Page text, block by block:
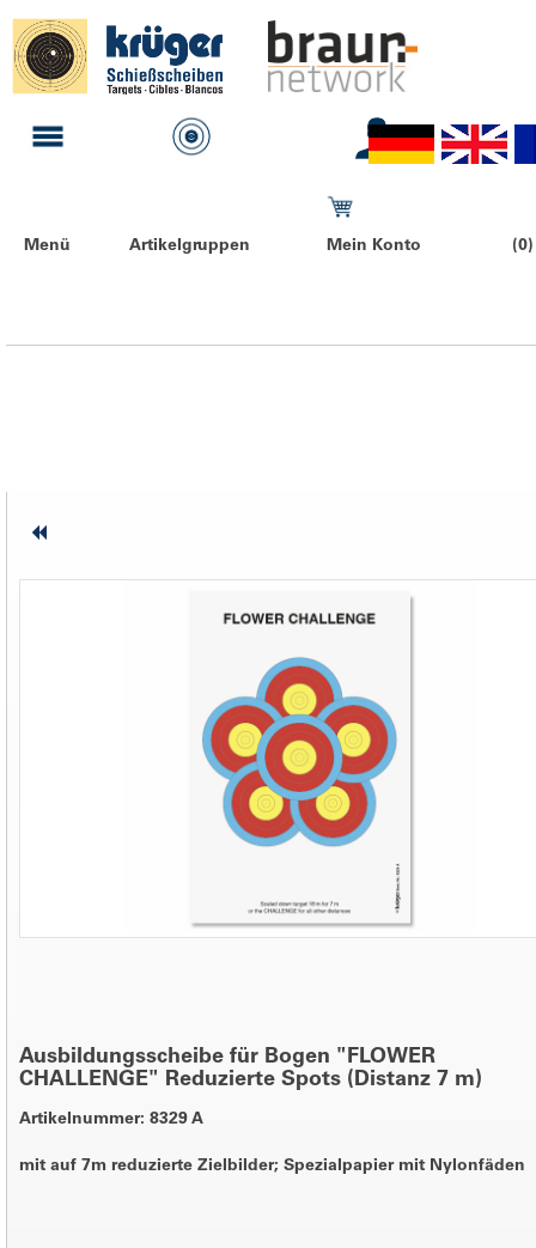
Menü Artikelgruppen Mein Konto
Ausbildungsscheibe für Bogen "FLOWER
CHALLENGE" Reduzierte Spots (Distanz 7 m)
Artikelnummer: 8329 A
mit auf 7m reduzierte Zielbilder; Spezialpapier mit Nylonfäden